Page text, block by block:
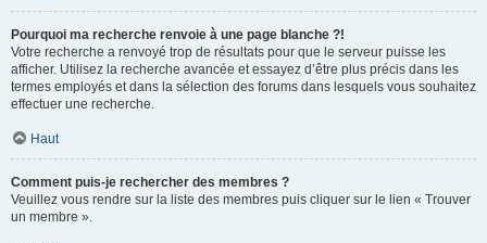
Pourquoi ma recherche renvoie à une page blanche ?!
Votre recherche a renvoyé trop de résultats pour que le serveur puisse les
afficher. Utilisez la recherche avancée et essayez d’être plus précis dans les
termes employés et dans la sélection des forums dans lesquels vous souhaitez
effectuer une recherche.
Haut
Comment puis-je rechercher des membres ?
Veuillez vous rendre sur la liste des membres puis cliquer sur le lien « Trouver
un membre ».